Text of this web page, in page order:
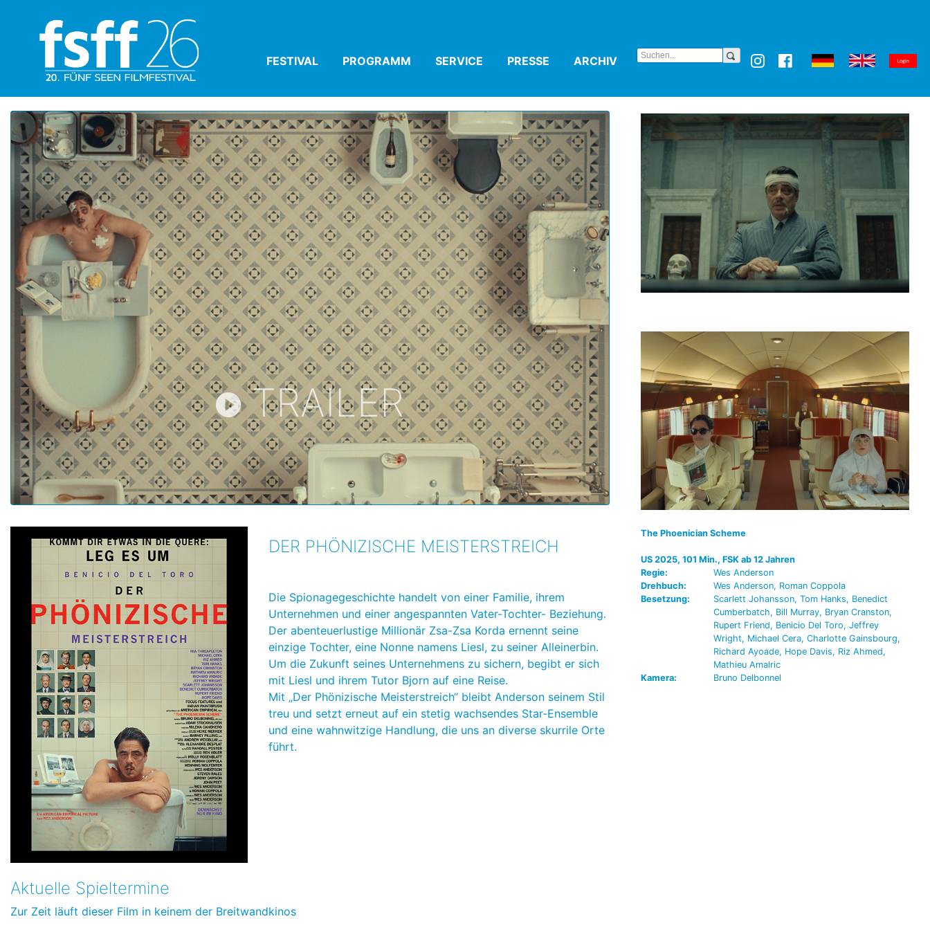
FESTIVAL(CURRENT)
PROGRAMM (CURRENT)
SERVICE (CURRENT)
PRESSE (CURRENT)
ARCHIV (CURRENT)
TRAILER
DER PHÖNIZISCHE MEISTERSTREICH
Die Spionagegeschichte handelt von einer Familie, ihrem
Unternehmen und einer angespannten Vater-Tochter- Beziehung.
Der abenteuerlustige Millionär Zsa-Zsa Korda ernennt seine
einzige Tochter, eine Nonne namens Liesl, zu seiner Alleinerbin.
Um die Zukunft seines Unternehmens zu sichern, begibt er sich
mit Liesl und ihrem Tutor Bjorn auf eine Reise.
Mit „Der Phönizische Meisterstreich“ bleibt Anderson seinem Stil
treu und setzt erneut auf ein stetig wachsendes Star-Ensemble
und eine wahnwitzige Handlung, die uns an diverse skurrile Orte
führt.
Aktuelle Spieltermine
Zur Zeit läuft dieser Film in keinem der Breitwandkinos
The Phoenician Scheme
US 2025, 101 Min., FSK ab 12 Jahren
Regie:
Wes Anderson
Drehbuch:
Wes Anderson, Roman Coppola
Besetzung:
Scarlett Johansson, Tom Hanks, Benedict
Cumberbatch, Bill Murray, Bryan Cranston,
Rupert Friend, Benicio Del Toro, Jeffrey
Wright, Michael Cera, Charlotte Gainsbourg,
Richard Ayoade, Hope Davis, Riz Ahmed,
Mathieu Amalric
Kamera:
Bruno Delbonnel